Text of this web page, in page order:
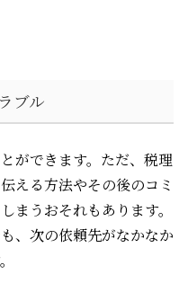
ブル
ができます。ただ、税理
える方法やその後のコミ
まうおそれもあります。
、次の依頼先がなかなか